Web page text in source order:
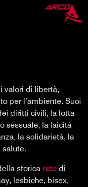
valori di libertà,
per l’ambiente. Suoi
diritti civili, la lotta
sessuale, la laicità
la solidarietà, la
salute.
storica rete di
lesbiche, bisex,